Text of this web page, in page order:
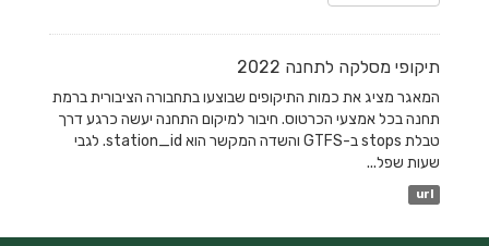
תיקופי מסלקה לתחנה 2022
המאגר מציג את כמות התיקופים שבוצעו בתחבורה הציבורית ברמת
תחנה בכל אמצעי הכרטוס. חיבור למיקום התחנה יעשה כרגע דרך
טבלת stops ב-GTFS והשדה המקשר הוא station_id. לגבי
שעות שפל...
url